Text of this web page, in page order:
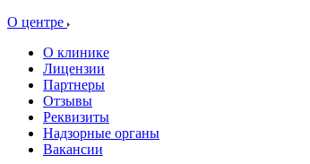
О центре
О клинике
Лицензии
Партнеры
Отзывы
Реквизиты
Надзорные органы
Вакансии